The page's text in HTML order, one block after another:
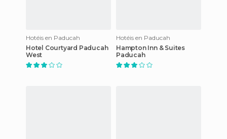
Hotéis en Paducah
Hotel Courtyard Paducah
West
Hotéis en Paducah
Hampton Inn & Suites
Paducah